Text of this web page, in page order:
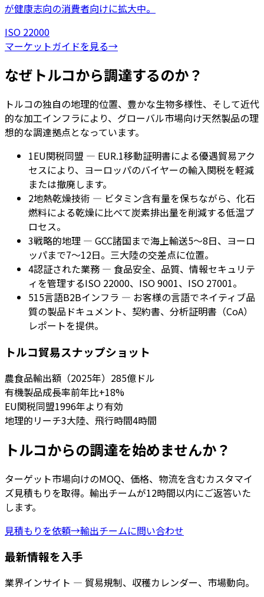
が健康志向の消費者向けに拡大中。
ISO 22000
マーケットガイドを見る→
なぜトルコから調達するのか？
トルコの独自の地理的位置、豊かな生物多様性、そして近代
的な加工インフラにより、グローバル市場向け天然製品の理
想的な調達拠点となっています。
1EU関税同盟 — EUR.1移動証明書による優遇貿易アク
セスにより、ヨーロッパのバイヤーの輸入関税を軽減
または撤廃します。
2地熱乾燥技術 — ビタミン含有量を保ちながら、化石
燃料による乾燥に比べて炭素排出量を削減する低温プ
ロセス。
3戦略的地理 — GCC諸国まで海上輸送5〜8日、ヨーロ
ッパまで7〜12日。三大陸の交差点に位置。
4認証された業務 — 食品安全、品質、情報セキュリテ
ィを管理するISO 22000、ISO 9001、ISO 27001。
515言語B2Bインフラ — お客様の言語でネイティブ品
質の製品ドキュメント、契約書、分析証明書（CoA）
レポートを提供。
トルコ貿易スナップショット
農食品輸出額（2025年） 285億ドル
有機製品成長率前年比+18%
EU関税同盟1996年より有効
地理的リーチ3大陸、飛行時間4時間
トルコからの調達を始めませんか？
ターゲット市場向けのMOQ、価格、物流を含むカスタマイ
ズ見積もりを取得。輸出チームが12時間以内にご返答いた
します。
見積もりを依頼→輸出チームに問い合わせ
最新情報を入手
業界インサイト — 貿易規制、収穫カレンダー、市場動向。